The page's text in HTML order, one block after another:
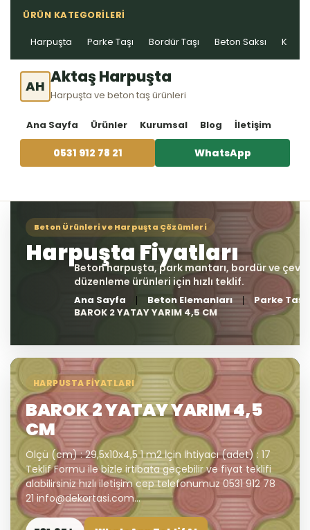
ÜRÜN KATEGORILERI
Harpuşta Parke Taşı Bordür Taşı Beton Saksı Kablo
AH Aktaş Harpuşta
Harpuşta ve beton taş ürünleri
Ana Sayfa Ürünler Kurumsal Blog İletişim
0531 912 78 21 WhatsApp
Ana Sayfa Beton Elemanları
Parke Taşı
BAROK 2 YATAY YARIM 4,5 CM
HARPUSTA FIYATLARI
BAROK 2 YATAY YARIM 4,5
CM
Ölçü (cm) : 29,5x10x4,5 1 m2 İçin İhtiyacı (adet) : 17
Teklif Formu ile bizle irtibata geçebilir ve fiyat teklifi
alabilirsiniz hızlı iletişim cep telefonumuz 0531 912 78
21 info@dekortasi.com...